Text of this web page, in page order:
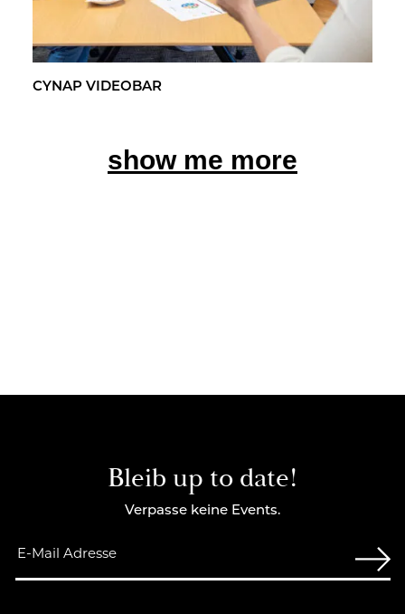
CYNAP VI­DEO­BAR
show me more
Bleib up to date!
Verpasse keine Events.